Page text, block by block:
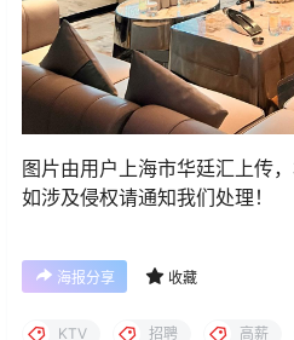
图片由用户上海市华廷汇上传
如涉及侵权请通知我们处理！
海报分享 收藏
KTV 招聘 高薪